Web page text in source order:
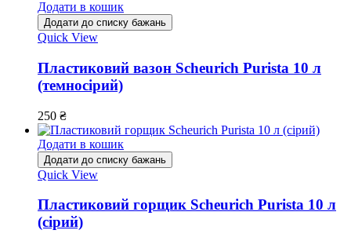
Додати в кошик
Додати до списку бажань
Quick View
Пластиковий вазон Scheurich Purista 10 л
(темносірий)
250 ₴
Додати в кошик
Додати до списку бажань
Quick View
Пластиковий горщик Scheurich Purista 10 л
(сірий)